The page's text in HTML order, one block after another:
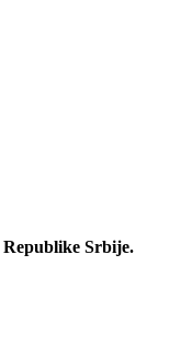
Srbije.